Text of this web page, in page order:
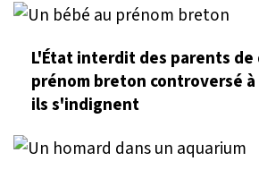
L'État interdit des parents de
prénom breton controversé
ils s'indignent